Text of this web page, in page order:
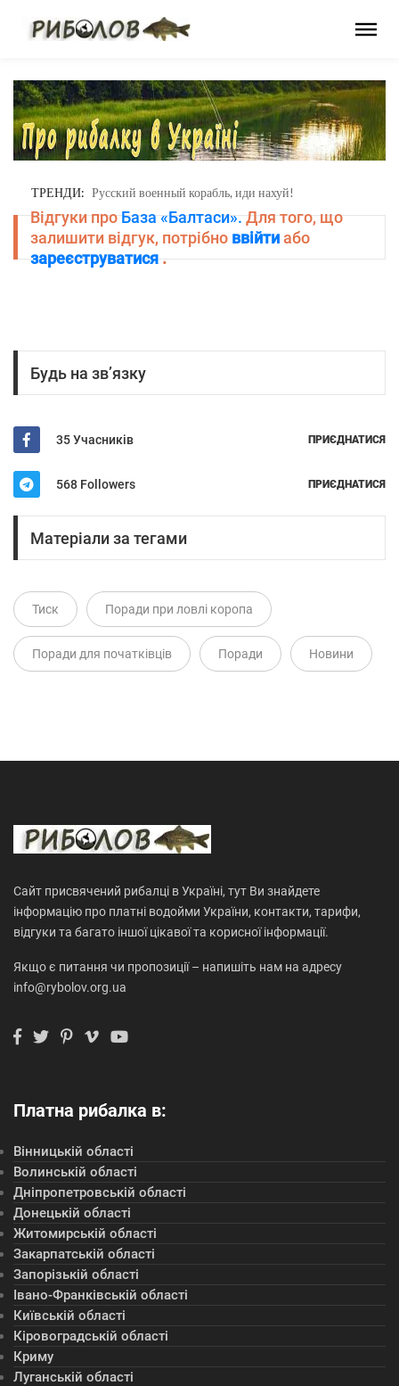
ТРЕНДИ: Русский военный корабль, иди нахуй!
Відгуки проБаза «Балтаси».Для того, що
залишити відгук, потрібно ввійтиабо
зареєструватися.
Будь на зв’язку
35 Учасників ПРИЄДНАТИСЯ
568 Followers ПРИЄДНАТИСЯ
Матеріали за тегами
Тиск Поради при ловлі коропа
Поради для початківців Поради Новини
Сайт присвячений рибалці в Україні, тут Ви знайдете
інформацію про платні водойми України, контакти, тарифи,
відгуки та багато іншої цікавої та корисної інформації.
Якщо є питання чи пропозиції – напишіть нам на адресу
info@rybolov.org.ua
Платна рибалка в:
Вінницькій області
Волинській області
Дніпропетровській області
Донецькій області
Житомирській області
Закарпатській області
Запорізькій області
Івано-Франківській області
Київській області
Кіровоградській області
Криму
Луганській області